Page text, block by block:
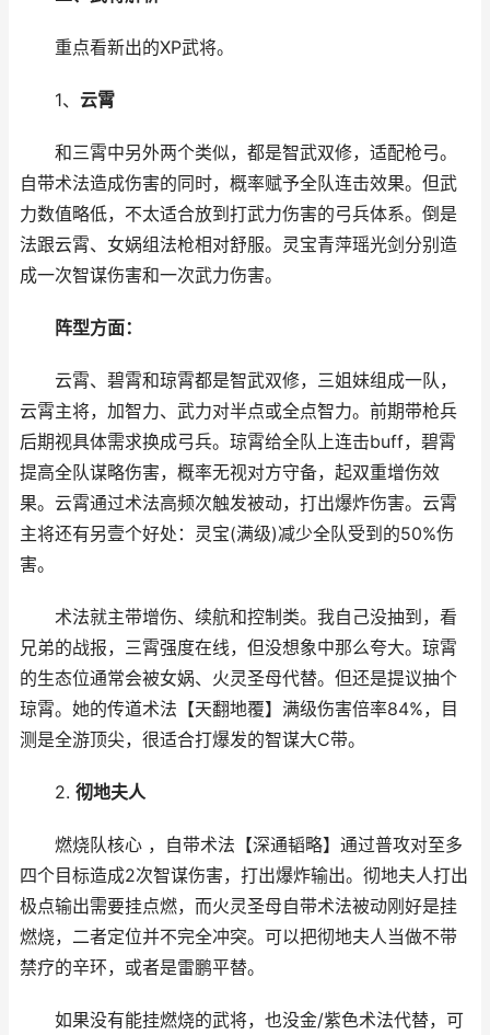
重点看新出的XP武将。
1、 云霄
和三霄中另外两个类似，都是智武双修，适配枪弓。
自带术法造成伤害的同时，概率赋予全队连击效果。但武
力数值略低，不太适合放到打武力伤害的弓兵体系。倒是
法跟云霄、女娲组法枪相对舒服。灵宝青萍瑶光剑分别造
成一次智谋伤害和一次武力伤害。
阵型方面：
云霄、碧霄和琼霄都是智武双修，三姐妹组成一队，
云霄主将，加智力、武力对半点或全点智力。前期带枪兵
后期视具体需求换成弓兵。琼霄给全队上连击buff，碧霄
提高全队谋略伤害，概率无视对方守备，起双重增伤效
果。云霄通过术法高频次触发被动，打出爆炸伤害。云霄
主将还有另壹个好处：灵宝(满级)减少全队受到的50%伤
害。
术法就主带增伤、续航和控制类。我自己没抽到，看
兄弟的战报，三霄强度在线，但没想象中那么夸大。琼霄
的生态位通常会被女娲、火灵圣母代替。但还是提议抽个
琼霄。她的传道术法【天翻地覆】满级伤害倍率84%，目
测是全游顶尖，很适合打爆发的智谋大C带。
2. 彻地夫人
燃烧队核心 ，自带术法【深通韬略】通过普攻对至多
四个目标造成2次智谋伤害，打出爆炸输出。彻地夫人打出
极点输出需要挂点燃，而火灵圣母自带术法被动刚好是挂
燃烧，二者定位并不完全冲突。可以把彻地夫人当做不带
禁疗的辛环，或者是雷鹏平替。
如果没有能挂燃烧的武将，也没金/紫色术法代替，可